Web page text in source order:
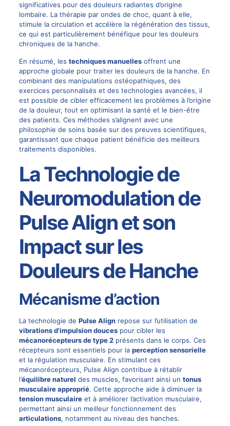
significatives pour des douleurs radiantes d’origine
lombaire. La thérapie par ondes de choc, quant à elle,
stimule la circulation et accélère la régénération des tissus,
ce qui est particulièrement bénéfique pour les douleurs
chroniques de la hanche.
En résumé, les techniques manuellesoffrent une
approche globale pour traiter les douleurs de la hanche. En
combinant des manipulations ostéopathiques, des
exercices personnalisés et des technologies avancées, il
est possible de cibler efficacement les problèmes à l’origine
de la douleur, tout en optimisant la santé et le bien-être
des patients. Ces méthodes s’alignent avec une
philosophie de soins basée sur des preuves scientifiques,
garantissant que chaque patient bénéficie des meilleurs
traitements disponibles.
La Technologie de
Neuromodulation de
Pulse Align et son
Impact sur les
Douleurs de Hanche
Mécanisme d’action
La technologie de Pulse Alignrepose sur l’utilisation de
vibrations d’impulsion doucespour cibler les
mécanorécepteurs de type 2présents dans le corps. Ces
récepteurs sont essentiels pour la perception sensorielle
et la régulation musculaire. En stimulant ces
mécanorécepteurs, Pulse Align contribue à rétablir
l’équilibre naturel des muscles, favorisant ainsi un tonus
musculaire approprié. Cette approche aide à diminuer la
tension musculaireet à améliorer l’activation musculaire,
permettant ainsi un meilleur fonctionnement des
articulations, notamment au niveau des hanches.